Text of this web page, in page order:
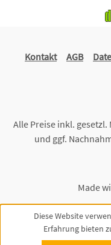
Kontakt AGB
Alle Preise inkl.
und ggf.
Made
Diese Website
Erfahrung bieten